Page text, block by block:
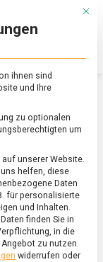
Mit
ihnen sind
und Ihre
zu optionalen
um
unserer Website.
helfen, diese
Daten
für personalisierte
und Inhalten.
finden Sie in
in die
zu nutzen.
widerrufen oder